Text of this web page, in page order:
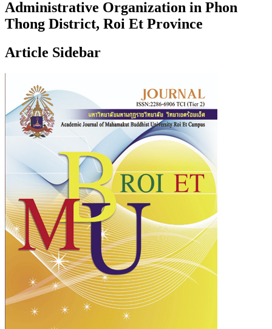
Administrative Organization in Phon
Thong District, Roi Et Province
Article Sidebar